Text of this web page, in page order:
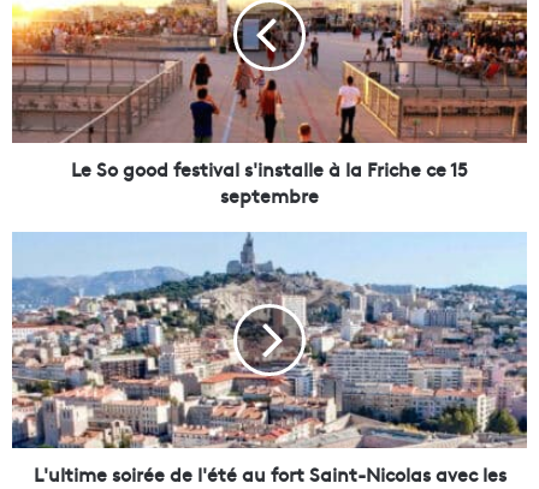
o
g
o
o
d
f
a
l
s
'
i
n
s
Le So good festival s'installe à la Friche ce 15
septembre
u
l
t
i
m
e
s
L'ultime soirée de l'été au fort Saint-Nicolas avec les